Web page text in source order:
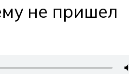
не пришел